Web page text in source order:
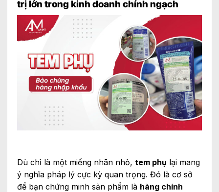
trị lớn trong kinh doanh chính ngạch
Dù chỉ là một miếng nhãn nhỏ, tem phụ lại mang
ý nghĩa pháp lý cực kỳ quan trọng. Đó là cơ sở
để bạn chứng minh sản phẩm là hàng chính